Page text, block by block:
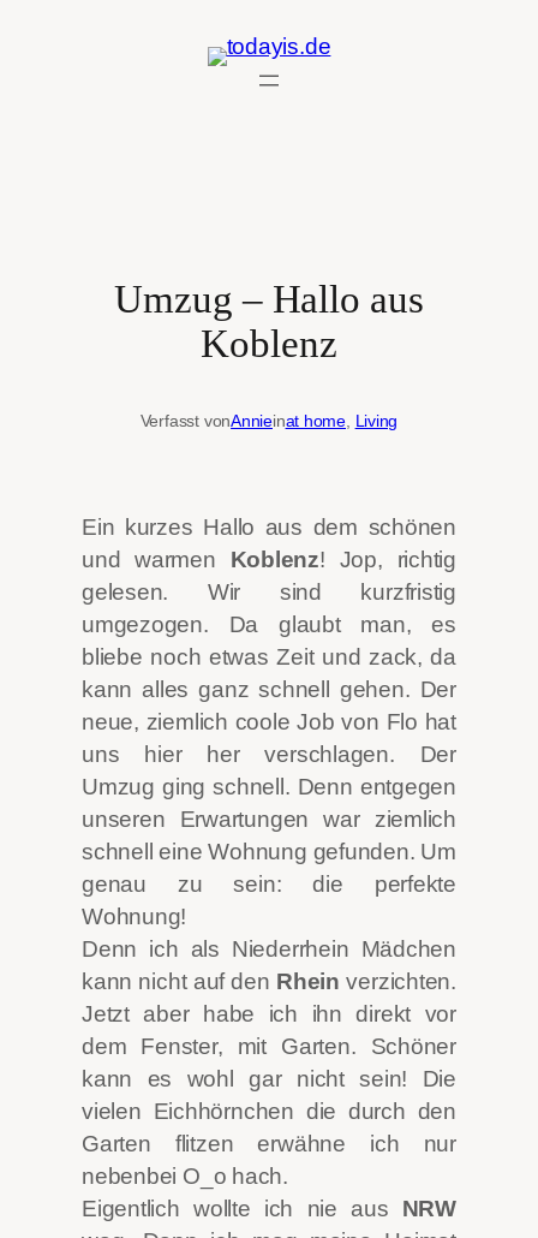
Umzug – Hallo aus
Koblenz
Verfasst vonAnnieinat home Living
Ein kurzes Hallo aus dem schönen
und warmen Koblenz! Jop, richtig
gelesen. Wir sind kurzfristig
umgezogen. Da glaubt man, es
bliebe noch etwas Zeit und zack, da
kann alles ganz schnell gehen. Der
neue, ziemlich coole Job von Flo hat
uns hier her verschlagen. Der
Umzug ging schnell. Denn entgegen
unseren Erwartungen war ziemlich
schnell eine Wohnung gefunden. Um
genau zu sein: die perfekte
Wohnung!
Denn ich als Niederrhein Mädchen
kann nicht auf den Rhein verzichten.
Jetzt aber habe ich ihn direkt vor
dem Fenster, mit Garten. Schöner
kann es wohl gar nicht sein! Die
vielen Eichhörnchen die durch den
Garten flitzen erwähne ich nur
nebenbei O_o hach.
Eigentlich wollte ich nie aus NRW